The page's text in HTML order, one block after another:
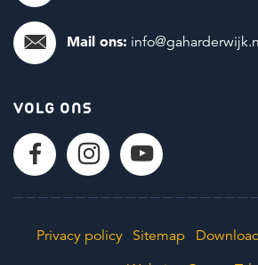
Mail ons:
VOLG ONS
Privacy policy Sitemap